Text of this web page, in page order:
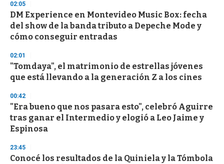
d
s
o
f
3
s
e
o
d
s
02:05
DM Experience en Montevideo Music Box: fecha
del show de la banda tributo a Depeche Mode y
cómo conseguir entradas
02:01
"Tomdaya", el matrimonio de estrellas jóvenes
que está llevando a la generación Z a los cines
00:42
"Era bueno que nos pasara esto", celebró Aguirre
tras ganar el Intermedio y elogió a Leo Jaime y
Espinosa
23:45
Conocé los resultados de la Quiniela y la Tómbola